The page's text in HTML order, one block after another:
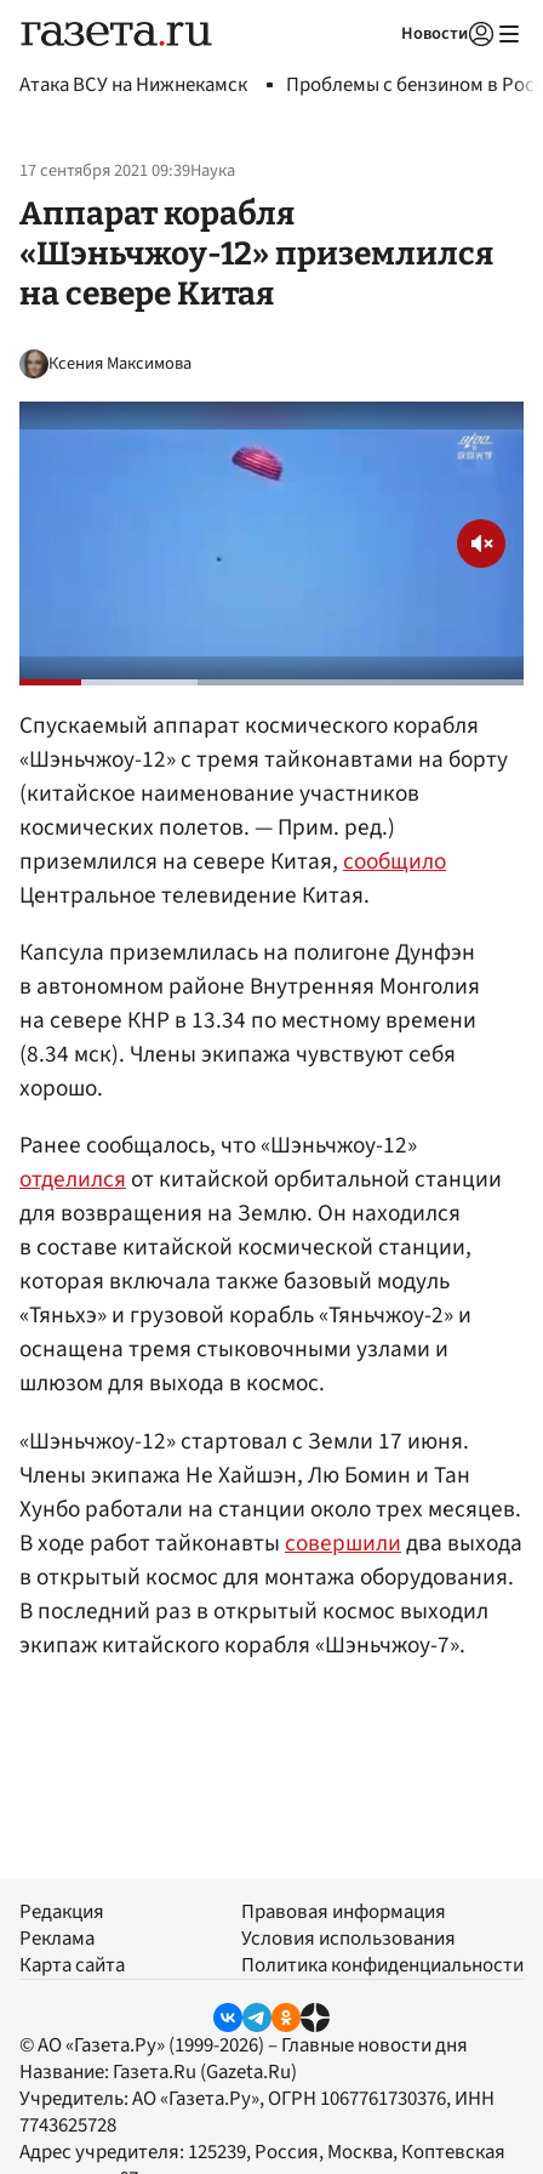
Новости
Атака ВСУ на Нижнекамск Проблемы с бензином в
17 сентября 2021 09:39Наука
Аппарат корабля
«Шэньчжоу-12» приземлился
на севере Китая
Ксения Максимова
Спускаемый аппарат космического корабля
«Шэньчжоу-12» с тремя тайконавтами на борту
(китайское наименование участников
космических полетов. — Прим. ред.)
приземлился на севере Китая,сообщило
Центральное телевидение Китая.
Капсула приземлилась на полигоне Дунфэн
в автономном районе Внутренняя Монголия
на севере КНР в 13.34 по местному времени
(8.34 мск). Члены экипажа чувствуют себя
хорошо.
Ранее сообщалось, что «Шэньчжоу-12»
отделилсяот китайской орбитальной станции
для возвращения на Землю. Он находился
в составе китайской космической станции,
которая включала также базовый модуль
«Тяньхэ» и грузовой корабль «Тяньчжоу-2» и
оснащена тремя стыковочными узлами и
шлюзом для выхода в космос.
«Шэньчжоу-12» стартовал с Земли 17 июня.
Члены экипажа Не Хайшэн, Лю Бомин и Тан
Хунбо работали на станции около трех месяцев.
В ходе работ тайконавты совершилидва выхода
в открытый космос для монтажа оборудования.
В последний раз в открытый космос выходил
экипаж китайского корабля «Шэньчжоу-7».
Редакция
Реклама
Карта сайта
Правовая информация
Условия использования
Политика конфиденциальности
© АО «Газета.Ру» (1999-2026) – Главные новости дня
Название: Газета.Ru (Gazeta.Ru)
Учредитель:АО «Газета.Ру», ОГРН 1067761730376, ИНН
7743625728
Адрес учредителя: 125239, Россия, Москва, Коптевская